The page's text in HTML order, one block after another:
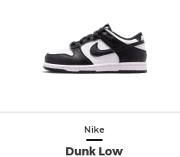
Nike
Dunk Low